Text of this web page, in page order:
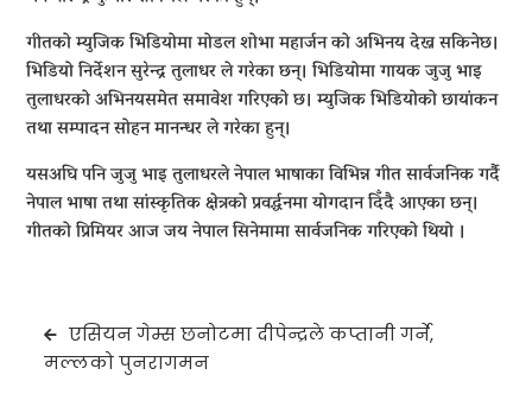
गीतको म्युजिक भिडियोमा मोडल शोभा महार्जन को अभिनय देख्न सकिनेछ।
भिडियो निर्देशन सुरेन्द्र तुलाधर ले गरेका छन्। भिडियोमा गायक जुजु भाइ
तुलाधरको अभिनयसमेत समावेश गरिएको छ। म्युजिक भिडियोको छायांकन
तथा सम्पादन सोहन मानन्धर ले गरेका हुन्।
यसअघि पनि जुजु भाइ तुलाधरले नेपाल भाषाका विभिन्न गीत सार्वजनिक गर्दै
नेपाल भाषा तथा सांस्कृतिक क्षेत्रको प्रवर्द्धनमा योगदान दिँदै आएका छन्।
गीतको प्रिमियर आज जय नेपाल सिनेमामा सार्वजनिक गरिएको थियो ।
Post
navigation
एसियन गेम्स छनोटमा दीपेन्द्रले कप्तानी गर्ने,
मल्लको पुनरागमन